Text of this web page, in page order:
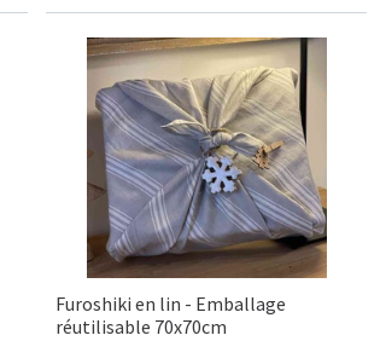
Furoshiki en lin - Emballage
réutilisable 70x70cm